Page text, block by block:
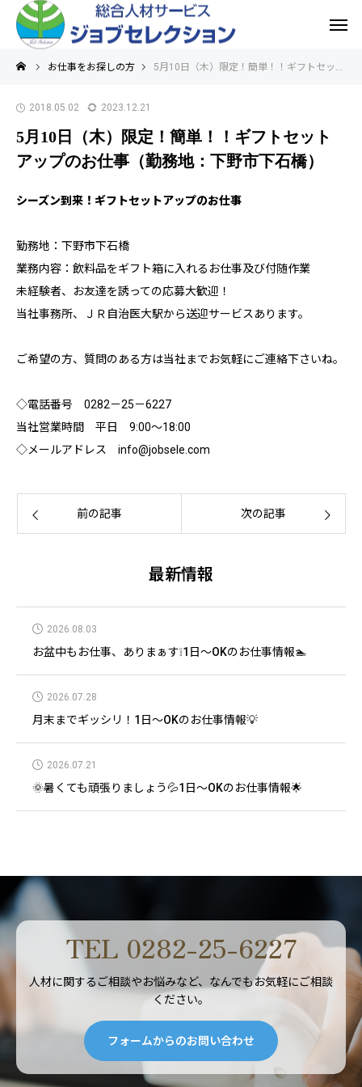
お仕事をお探しの方 5月10日（木）限定！簡単！！ギフトセットアップのお仕事（勤務地：下野市下石橋）
2018.05.02 2023.12.21
5月10日（木）限定！簡単！！ギフトセット
アップのお仕事（勤務地：下野市下石橋）
シーズン到来！ギフトセットアップのお仕事
勤務地：下野市下石橋
業務内容：飲料品をギフト箱に入れるお仕事及び付随作業
未経験者、お友達を誘っての応募大歓迎！
当社事務所、ＪＲ自治医大駅から送迎サービスあります。
ご希望の方、質問のある方は当社までお気軽にご連絡下さいね。
◇電話番号 0282－25－6227
当社営業時間 平日 9:00～18:00
◇メールアドレス info@jobsele.com
前の記事 次の記事
最新情報
2026.08.03
お盆中もお仕事、ありまぁす❕1日～OKのお仕事情報🏊
2026.07.28
月末までギッシリ！1日～OKのお仕事情報💡
2026.07.21
🌞暑くても頑張りましょう💦1日～OKのお仕事情報🌟
TEL 0282-25-6227
人材に関するご相談やお悩みなど、なんでもお気軽にご相談
ください。
フォームからのお問い合わせ